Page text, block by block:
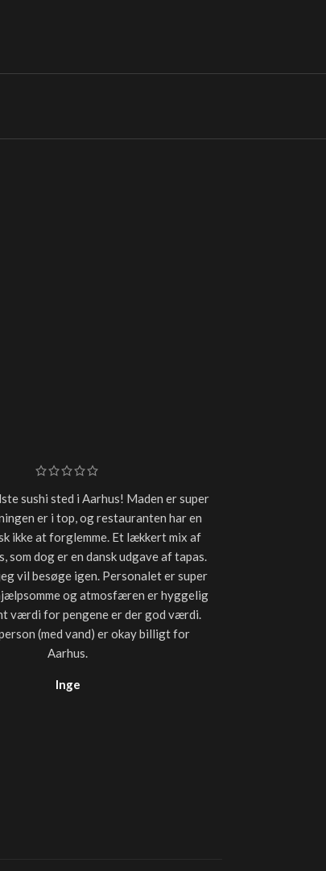
sushi sted i Aarhus! Maden er super
er i top, og restauranten har en
ikke at forglemme. Et lækkert mix af
som dog er en dansk udgave af tapas.
vil besøge igen. Personalet er super
og atmosfæren er hyggelig
værdi for pengene er der god værdi.
(med vand) er okay billigt for
Aarhus.
Inge